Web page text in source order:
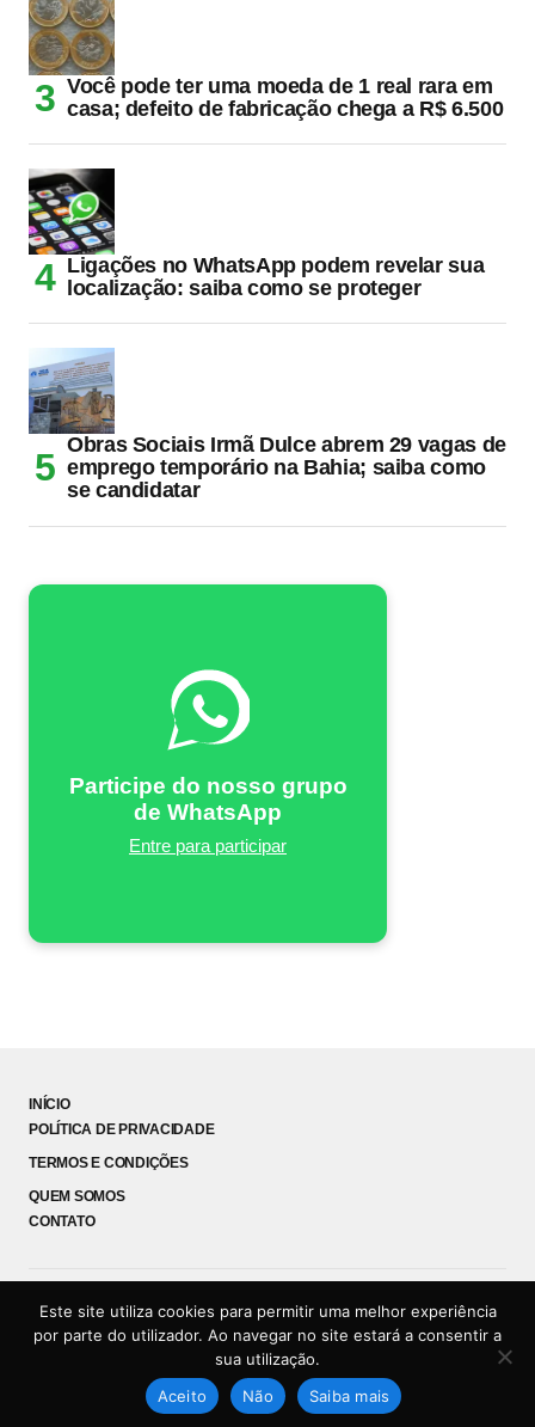
Você pode ter uma moeda de 1 real rara em
casa; defeito de fabricação chega a R$ 6.500
Ligações no WhatsApp podem revelar sua
localização: saiba como se proteger
Obras Sociais Irmã Dulce abrem 29 vagas de
emprego temporário na Bahia; saiba como
se candidatar
Participe do nosso grupo
de WhatsApp
Entre para participar
INÍCIO
POLÍTICA DE PRIVACIDADE
TERMOS E CONDIÇÕES
QUEM SOMOS
CONTATO
Coruja News
© 2026 Coruja News - Todos os direitos reservados.
Este site utiliza cookies para permitir uma melhor experiência
por parte do utilizador. Ao navegar no site estará a consentir a
sua utilização.
Aceito
Não Saiba mais